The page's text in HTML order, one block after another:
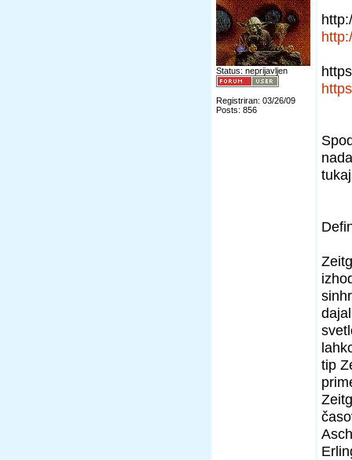
Status: neprijavljen
Registriran: 03/26/09
Posts: 856
tip